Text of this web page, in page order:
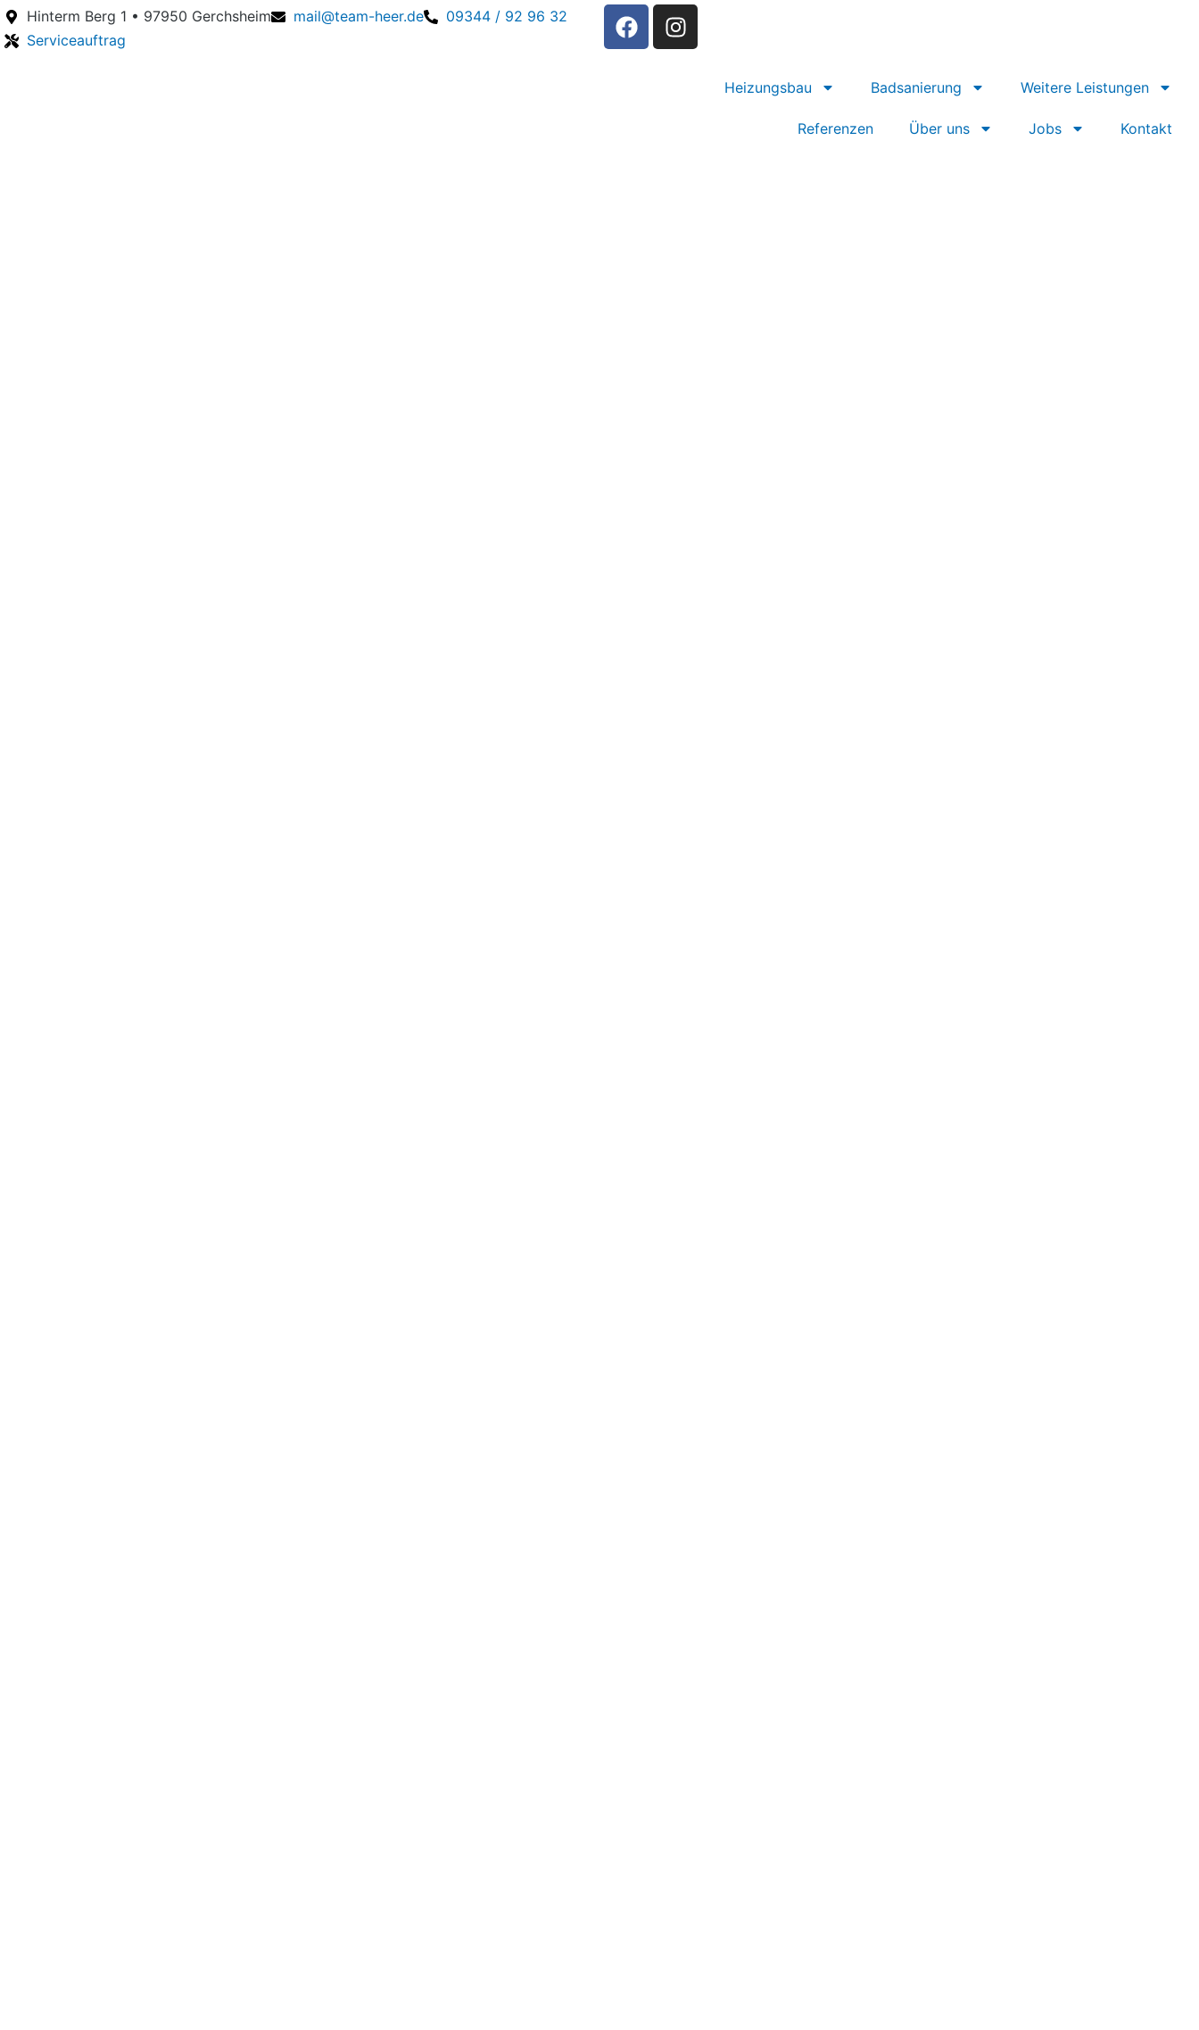
Hinterm Berg 1 • 97950 Gerchsheim mail@team-heer.de
09344 / 92 96 32
Serviceauftrag
Heizungsbau Badsanierung Weitere Leistungen
Referenzen Über uns Jobs Kontakt